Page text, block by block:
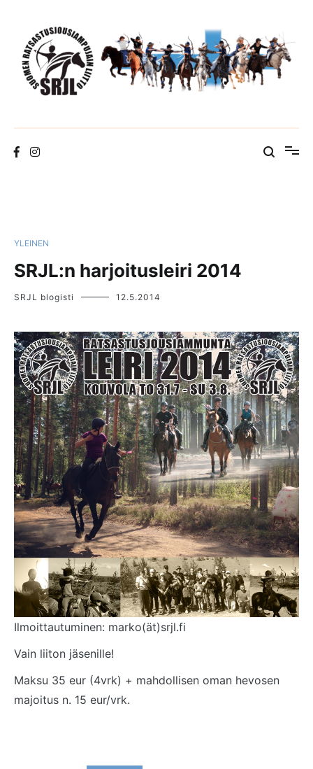
content
YLEINEN
SRJL:n harjoitusleiri 2014
SRJL blogisti 12.5.2014
Ilmoittautuminen: marko(ät)srjl.fi
Vain liiton jäsenille!
Maksu 35 eur (4vrk) + mahdollisen oman hevosen
majoitus n. 15 eur/vrk.